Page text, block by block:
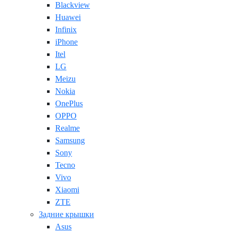
Blackview
Huawei
Infinix
iPhone
Itel
LG
Meizu
Nokia
OnePlus
OPPO
Realme
Samsung
Sony
Tecno
Vivo
Xiaomi
ZTE
Задние крышки
Asus